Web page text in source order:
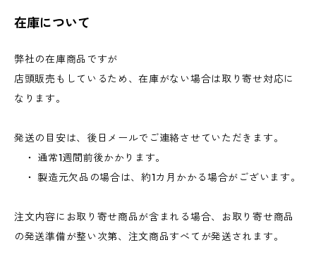
在庫について
弊社の在庫商品ですが
店頭販売もしているため、在庫がない場合は取り寄せ対応に
なります。
発送の目安は、後日メールでご連絡させていただきます。
・ 通常1週間前後かかります。
・ 製造元欠品の場合は、約1カ月かかる場合がございます。
注文内容にお取り寄せ商品が含まれる場合、お取り寄せ商品
の発送準備が整い次第、注文商品すべてが発送されます。